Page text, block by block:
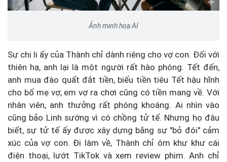
Ảnh minh hoạ AI
Sự chi li ấy của Thành chỉ dành riêng cho vợ con. Đối với
thiên hạ, anh lại là một người rất hào phóng. Tết đến,
anh mua đào quất đắt tiền, biếu tiền tiêu Tết hậu hĩnh
cho bố mẹ vợ, em vợ ra chơi cũng có tiền mang về. Với
nhân viên, anh thưởng rất phóng khoáng. Ai nhìn vào
cũng bảo Linh sướng vì có chồng tử tế. Nhưng họ đâu
biết, sự tử tế ấy được xây dựng bằng sự "bỏ đói" cảm
xúc của vợ con. Đi làm về, Thành chỉ ôm khư khư cái
điện thoại, lướt TikTok và xem review phim. Anh chỉ